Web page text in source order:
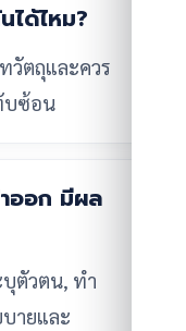
ได้ไหม?
วัตถุและควร
บซ้อน
ออก มีผล
ตัวตน, ทำ
ายและ